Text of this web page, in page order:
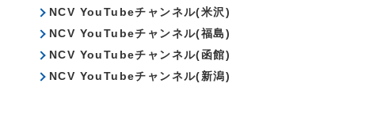
NCV YouTubeチャンネル(米沢)
NCV YouTubeチャンネル(福島)
NCV YouTubeチャンネル(函館)
NCV YouTubeチャンネル(新潟)